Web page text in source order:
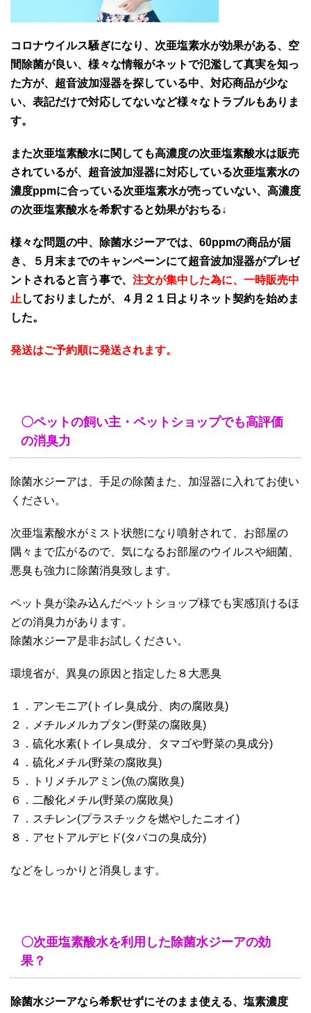
コロナウイルス騒ぎになり、次亜塩素水が効果がある、空
間除菌が良い、様々な情報がネットで氾濫して真実を知っ
た方が、超音波加湿器を探している中、対応商品が少な
い、表記だけで対応してないなど様々なトラブルもありま
す。
また次亜塩素酸水に関しても高濃度の次亜塩素酸水は販売
されているが、超音波加湿器に対応している次亜塩素水の
濃度ppmに合っている次亜塩素水が売っていない、高濃度
の次亜塩素酸水を希釈すると効果がおちる↓
様々な問題の中、除菌水ジーアでは、60ppmの商品が届
き、５月末までのキャンペーンにて超音波加湿器がプレゼ
ントされると言う事で、 注文が集中した為に、一時販売中
止 しておりましたが、４月２１日よりネット契約を始めま
した。
発送はご予約順に発送されます。
〇ペットの飼い主・ペットショップでも高評価
の消臭力
除菌水ジーアは、手足の除菌また、加湿器に入れてお使い
ください。
次亜塩素酸水がミスト状態になり噴射されて、お部屋の
隅々まで広がるので、気になるお部屋のウイルスや細菌、
悪臭も強力に除菌消臭致します。
ペット臭が染み込んだペットショップ様でも実感頂けるほ
どの消臭力があります。
除菌水ジーア是非お試しください。
環境省が、異臭の原因と指定した８大悪臭
１．アンモニア(トイレ臭成分、肉の腐敗臭)
２．メチルメルカプタン(野菜の腐敗臭)
３．硫化水素(トイレ臭成分、タマゴや野菜の臭成分)
４．硫化メチル(野菜の腐敗臭)
５．トリメチルアミン(魚の腐敗臭)
６．二酸化メチル(野菜の腐敗臭)
７．スチレン(プラスチックを燃やしたニオイ)
８．アセトアルデヒド(タバコの臭成分)
などをしっかりと消臭します。
〇次亜塩素酸水を利用した除菌水ジーアの効
果？
除菌水ジーアなら希釈せずにそのまま使える、塩素濃度